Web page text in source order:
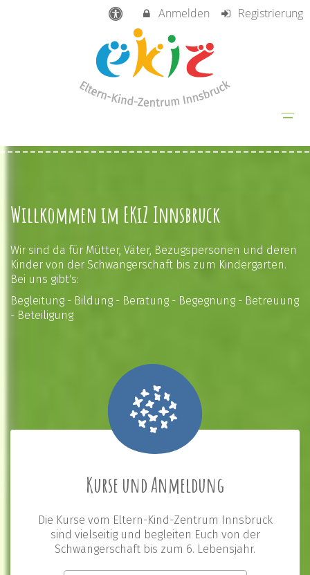
Anmelden Registrierung
Willkommen im EKiZ Innsbruck
Wir sind da für Mütter, Väter, Bezugspersonen und deren
Kinder von der Schwangerschaft bis zum Kindergarten.
Bei uns gibt's:
Begleitung - Bildung - Beratung - Begegnung - Betreuung
- Beteiligung
Kurse und Anmeldung
Die Kurse vom Eltern-Kind-Zentrum Innsbruck
sind vielseitig und begleiten Euch von der
Schwangerschaft bis zum 6. Lebensjahr.